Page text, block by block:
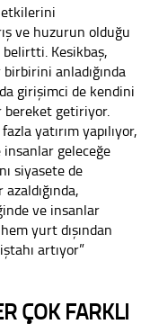
etkilerini
ve huzurun olduğu
Kesikbaş,
anladığında
da girişimci de kendini
bereket getiriyor.
yatırım yapılıyor,
geleceğe
siyasete de
ve insanlar
yurt dışından
artıyor”
ÇOK FARKLI